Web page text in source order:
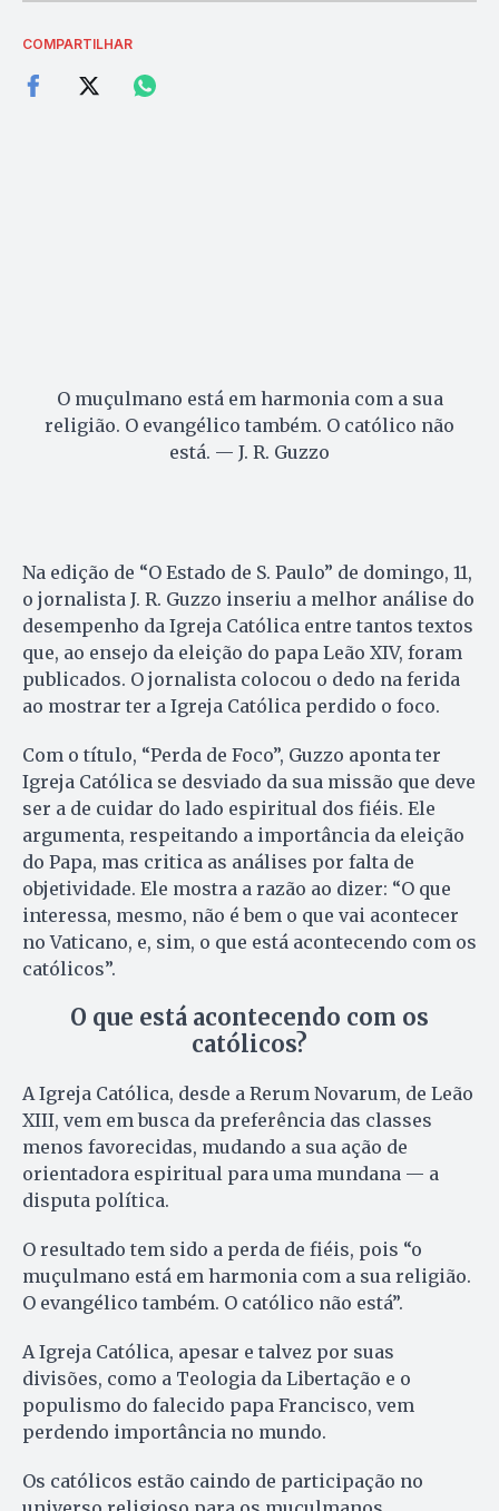
COMPARTILHAR
O muçulmano está em harmonia com a sua
religião. O evangélico também. O católico não
está. — J. R. Guzzo
Na edição de “O Estado de S. Paulo” de domingo, 11,
o jornalista J. R. Guzzo inseriu a melhor análise do
desempenho da Igreja Católica entre tantos textos
que, ao ensejo da eleição do papa Leão XIV, foram
publicados. O jornalista colocou o dedo na ferida
ao mostrar ter a Igreja Católica perdido o foco.
Com o título, “Perda de Foco”, Guzzo aponta ter
Igreja Católica se desviado da sua missão que deve
ser a de cuidar do lado espiritual dos fiéis. Ele
argumenta, respeitando a importância da eleição
do Papa, mas critica as análises por falta de
objetividade. Ele mostra a razão ao dizer: “O que
interessa, mesmo, não é bem o que vai acontecer
no Vaticano, e, sim, o que está acontecendo com os
católicos”.
O que está acontecendo com os
católicos?
A Igreja Católica, desde a Rerum Novarum, de Leão
XIII, vem em busca da preferência das classes
menos favorecidas, mudando a sua ação de
orientadora espiritual para uma mundana — a
disputa política.
O resultado tem sido a perda de fiéis, pois “o
muçulmano está em harmonia com a sua religião.
O evangélico também. O católico não está”.
A Igreja Católica, apesar e talvez por suas
divisões, como a Teologia da Libertação e o
populismo do falecido papa Francisco, vem
perdendo importância no mundo.
Os católicos estão caindo de participação no